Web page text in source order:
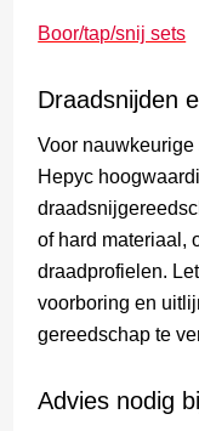
Boor/tap/snij sets
Draadsnijden
Voor
Hepyc
of hard materiaal,
draadprofielen.
voorboring en
gereedschap te
Advies nodig